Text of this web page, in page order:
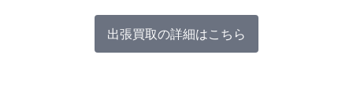
出張買取の詳細はこちら